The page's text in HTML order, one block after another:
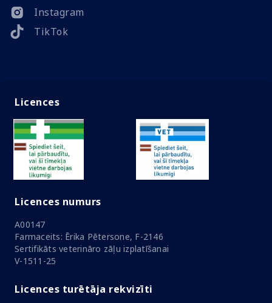
Instagram
TikTok
Licences
Licences numurs
A00147
Farmaceits: Ērika Pētersone, F-2146
Sertifikāts veterināro zāļu izplatīšanai
V-1511-25
Licences turētāja rekvizīti